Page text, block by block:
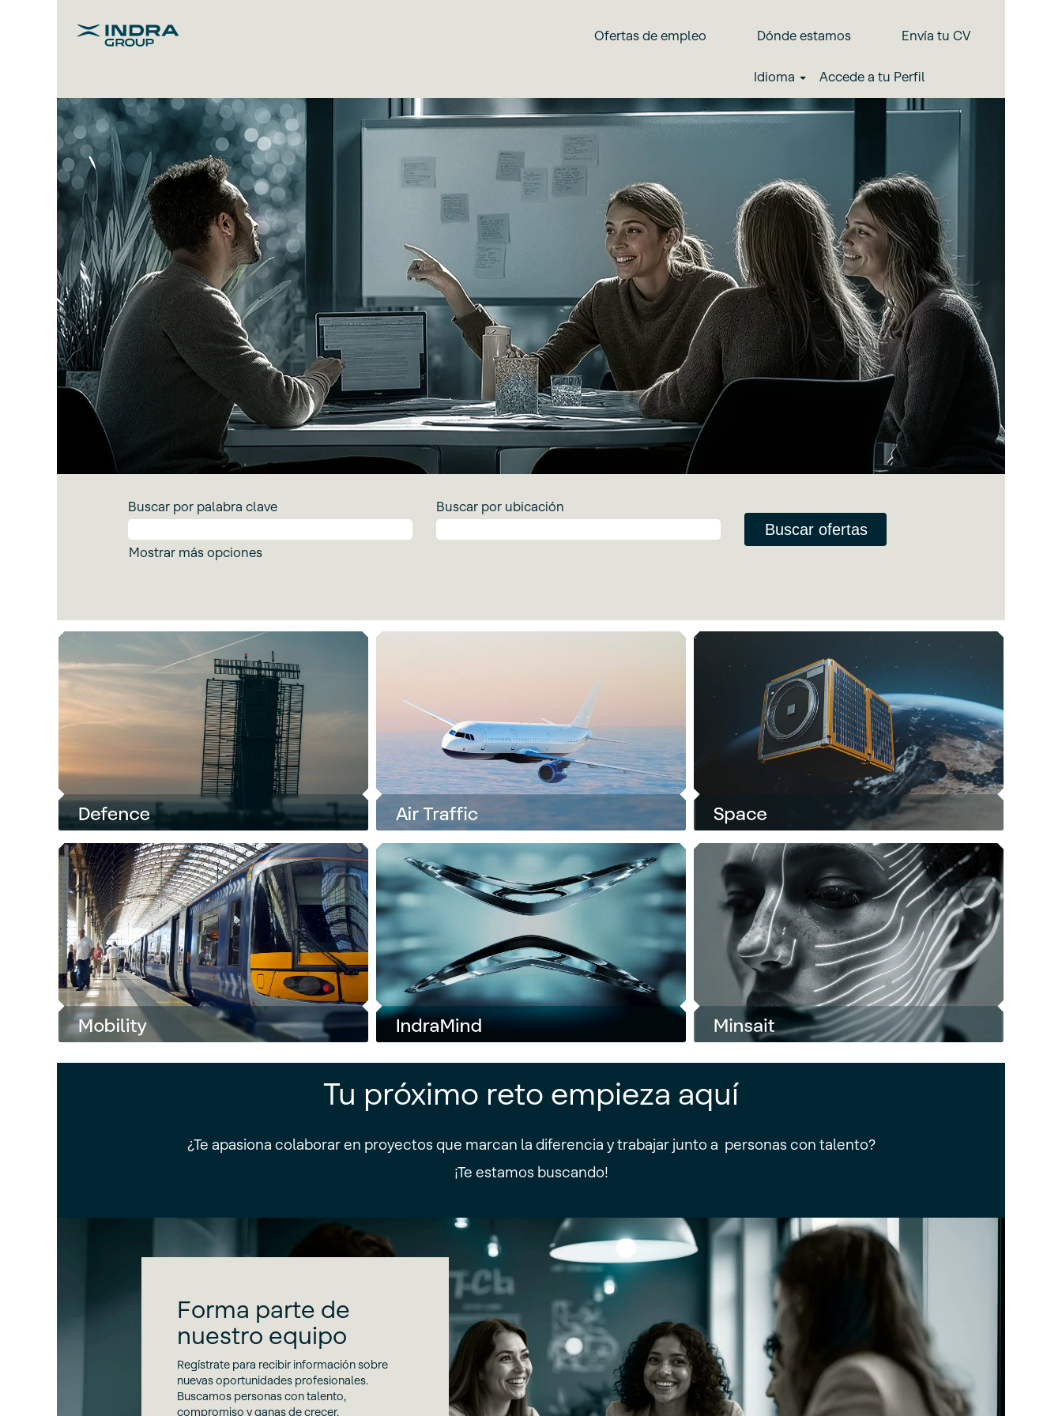
Ofertas de empleo Dónde estamos Envía tu CV
Idioma Accede a tu Perfil
Buscar por palabra clave Buscar por ubicación
Mostrar más opciones
Tu próximo reto empieza aquí
¿Te apasiona colaborar en proyectos que marcan la diferencia y trabajar junto a personas con talento?
¡Te estamos buscando!
Forma parte de
nuestro equipo
Regístrate para recibir información sobre
nuevas oportunidades profesionales.
Buscamos personas con talento,
compromiso y ganas de crecer.